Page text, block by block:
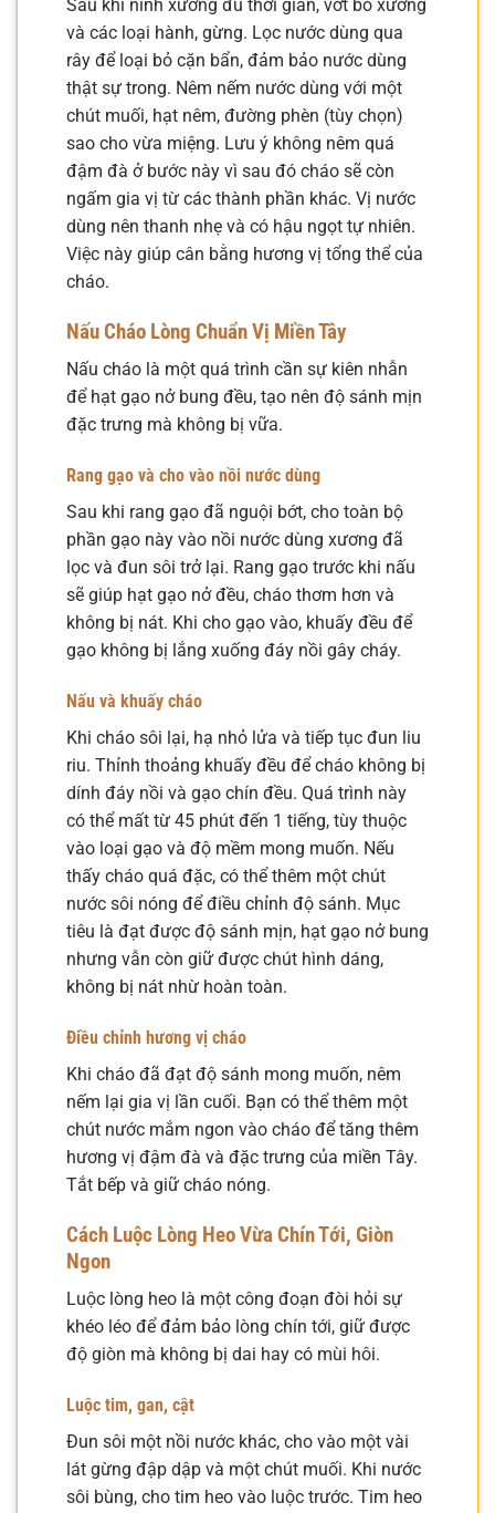
Sau khi ninh xương đủ thời gian, vớt bỏ xương
và các loại hành, gừng. Lọc nước dùng qua
rây để loại bỏ cặn bẩn, đảm bảo nước dùng
thật sự trong. Nêm nếm nước dùng với một
chút muối, hạt nêm, đường phèn (tùy chọn)
sao cho vừa miệng. Lưu ý không nêm quá
đậm đà ở bước này vì sau đó cháo sẽ còn
ngấm gia vị từ các thành phần khác. Vị nước
dùng nên thanh nhẹ và có hậu ngọt tự nhiên.
Việc này giúp cân bằng hương vị tổng thể của
cháo.
Nấu Cháo Lòng Chuẩn Vị Miền Tây
Nấu cháo là một quá trình cần sự kiên nhẫn
để hạt gạo nở bung đều, tạo nên độ sánh mịn
đặc trưng mà không bị vữa.
Rang gạo và cho vào nồi nước dùng
Sau khi rang gạo đã nguội bớt, cho toàn bộ
phần gạo này vào nồi nước dùng xương đã
lọc và đun sôi trở lại. Rang gạo trước khi nấu
sẽ giúp hạt gạo nở đều, cháo thơm hơn và
không bị nát. Khi cho gạo vào, khuấy đều để
gạo không bị lắng xuống đáy nồi gây cháy.
Nấu và khuấy cháo
Khi cháo sôi lại, hạ nhỏ lửa và tiếp tục đun liu
riu. Thỉnh thoảng khuấy đều để cháo không bị
dính đáy nồi và gạo chín đều. Quá trình này
có thể mất từ 45 phút đến 1 tiếng, tùy thuộc
vào loại gạo và độ mềm mong muốn. Nếu
thấy cháo quá đặc, có thể thêm một chút
nước sôi nóng để điều chỉnh độ sánh. Mục
tiêu là đạt được độ sánh mịn, hạt gạo nở bung
nhưng vẫn còn giữ được chút hình dáng,
không bị nát nhừ hoàn toàn.
Điều chỉnh hương vị cháo
Khi cháo đã đạt độ sánh mong muốn, nêm
nếm lại gia vị lần cuối. Bạn có thể thêm một
chút nước mắm ngon vào cháo để tăng thêm
hương vị đậm đà và đặc trưng của miền Tây.
Tắt bếp và giữ cháo nóng.
Cách Luộc Lòng Heo Vừa Chín Tới, Giòn
Ngon
Luộc lòng heo là một công đoạn đòi hỏi sự
khéo léo để đảm bảo lòng chín tới, giữ được
độ giòn mà không bị dai hay có mùi hôi.
Luộc tim, gan, cật
Đun sôi một nồi nước khác, cho vào một vài
lát gừng đập dập và một chút muối. Khi nước
sôi bùng, cho tim heo vào luộc trước. Tim heo